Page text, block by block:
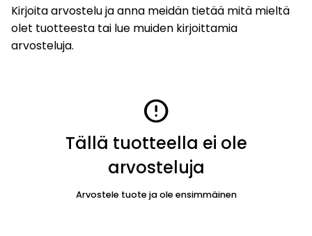
Kirjoita arvostelu ja anna meidän tietää mitä mieltä
olet tuotteesta tai lue muiden kirjoittamia
arvosteluja.
error
Tällä tuotteella ei ole
arvosteluja
Arvostele tuote ja ole ensimmäinen